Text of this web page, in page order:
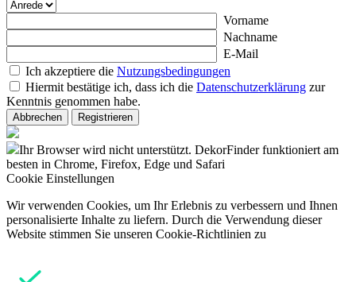
Vorname
Nachname
E-Mail
Ich akzeptiere die Nutzungsbedingungen
Hiermit bestätige ich, dass ich die Datenschutzerklärung zur
Kenntnis genommen habe.
Abbrechen Registrieren
Ihr Browser wird nicht unterstützt. DekorFinder funktioniert am
besten in Chrome, Firefox, Edge und Safari
Cookie Einstellungen
Wir verwenden Cookies, um Ihr Erlebnis zu verbessern und Ihnen
personalisierte Inhalte zu liefern. Durch die Verwendung dieser
Website stimmen Sie unseren Cookie-Richtlinien zu